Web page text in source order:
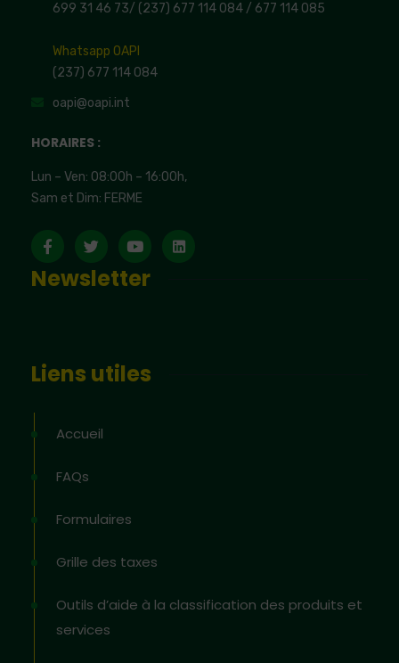
699 31 46 73/ (237) 677 114 084 / 677 114 085
Whatsapp OAPI
(237) 677 114 084
oapi@oapi.int
HORAIRES :
Lun – Ven: 08:00h – 16:00h,
Sam et Dim: FERME
Newsletter
Liens utiles
Accueil
FAQs
Formulaires
Grille des taxes
Outils d’aide à la classification des produits et
services